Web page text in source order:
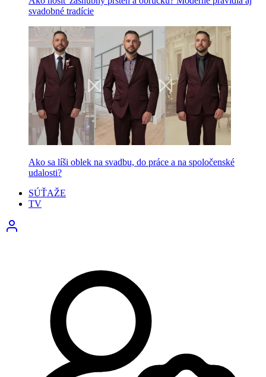
svadobné tradície
Ako sa líši oblek na svadbu, do práce a na spoločenské
udalosti?
SÚŤAŽE
TV